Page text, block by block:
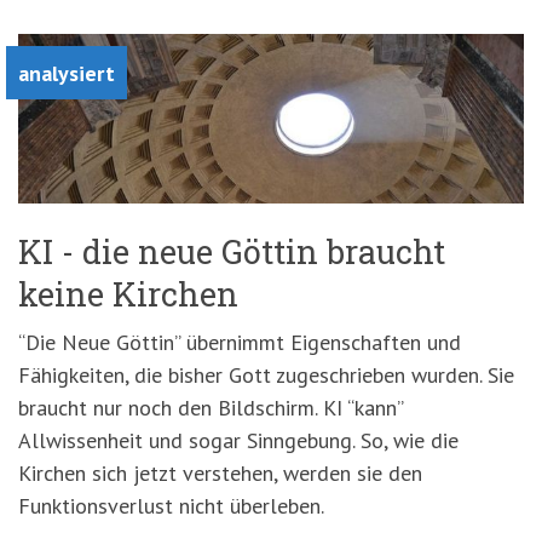
analysiert
KI - die neue Göttin braucht
keine Kirchen
“Die Neue Göttin” übernimmt Eigenschaften und
Fähigkeiten, die bisher Gott zugeschrieben wurden. Sie
braucht nur noch den Bildschirm. KI “kann”
Allwissenheit und sogar Sinngebung. So, wie die
Kirchen sich jetzt verstehen, werden sie den
Funktionsverlust nicht überleben.